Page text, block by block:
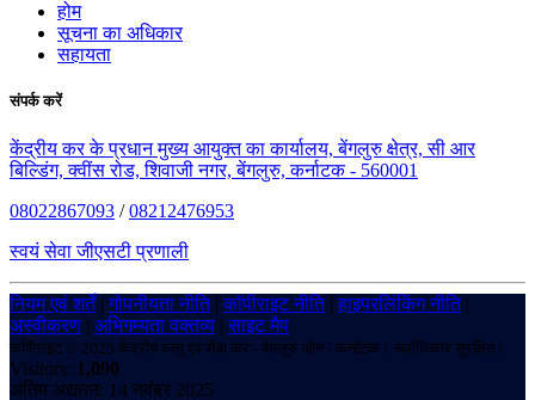
होम
सूचना का अधिकार
सहायता
संपर्क करें
केंद्रीय कर के प्रधान मुख्य आयुक्त का कार्यालय, बेंगलुरु क्षेत्र, सी आर
बिल्डिंग, क्वींस रोड, शिवाजी नगर, बेंगलुरु, कर्नाटक - 560001
08022867093 /08212476953
स्वयं सेवा जीएसटी प्रणाली
नियम एवं शर्तें|गोपनीयता नीति|कॉपीराइट नीति|हाइपरलिंकिंग नीति|
अस्वीकरण | अभिगम्यता वक्तव्य |साइट मैप
कॉपीराइट © 2025 केंद्रीय वस्तु एवं सेवा कर - बेंगलुरु ज़ोन - कर्नाटक। सर्वाधिकार सुरक्षित।
Visitors: 1,090
अंतिम अद्यतन: 14 नवंबर 2025